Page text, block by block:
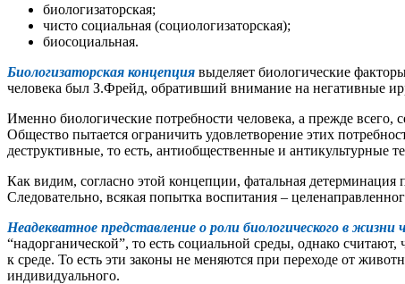
биологизаторская;
чисто социальная (социологизаторская);
биосоциальная.
Биологизаторская концепция выделяет биологические
человека был З.Фрейд, обративший внимание на негативные
Именно биологические потребности человека, а прежде всего,
Общество пытается ограничить удовлетворение этих
деструктивные, то есть, антиобщественные и антикультурные
Как видим, согласно этой концепции, фатальная детерминация
Следовательно, всякая попытка воспитания –
Неадекватное представление о роли биологического в жизни
“надорганической”, то есть социальной среды, однако
к среде. То есть эти законы не меняются при переходе от
индивидуального.